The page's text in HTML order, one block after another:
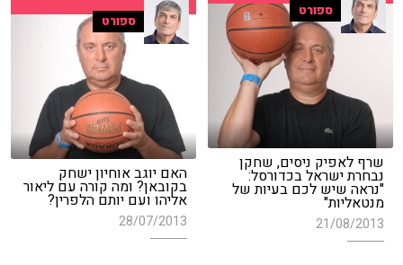
ספורט
שרף לאפיק ניסים, שחקן
נבחרת ישראל בכדורסל:
"נראה שיש לכם בעיות של
מנטאליות"
21/08/2013
ספורט
האם יוגב אוחיון ישחק
בקובאן? ומה קורה עם ליאור
אליהו ועם יותם הלפרין?
28/07/2013